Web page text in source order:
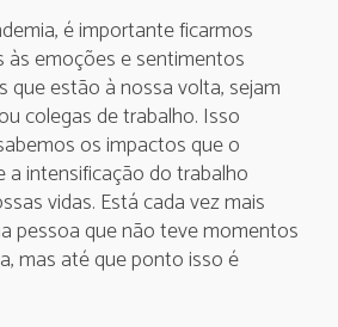
é importante ficarmos
às emoções e sentimentos
que estão à nossa volta, sejam
colegas de trabalho. Isso
os impactos que o
a intensificação do trabalho
vidas. Está cada vez mais
pessoa que não teve momentos
mas até que ponto isso é